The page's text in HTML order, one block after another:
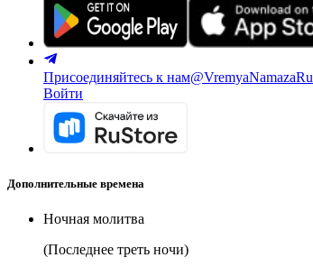
Присоединяйтесь к нам@VremyaNamazaRu
Войти
Дополнительные времена
Ночная молитва
(Последнее треть ночи)